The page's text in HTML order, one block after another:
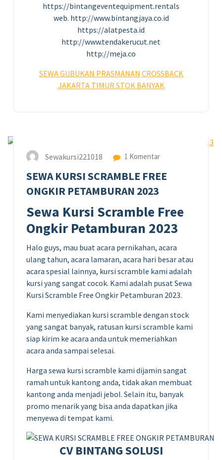
https://bintangeventequipment.rentals
web. http://www.bintangjaya.co.id
https://alatpesta.id
http://www.tendakerucut.net
http://meja.co
SEWA GUBUKAN PRASMANAN CROSSBACK
JAKARTA TIMUR STOK BANYAK
Sewakursi221018 1 Komentar
SEWA KURSI SCRAMBLE FREE
ONGKIR PETAMBURAN 2023
Sewa Kursi Scramble Free
Ongkir Petamburan 2023
Halo guys, mau buat acara pernikahan, acara
ulang tahun, acara lamaran, acara hari besar atau
acara spesial lainnya, kursi scramble kami adalah
kursi yang sangat cocok. Kami adalah pusat Sewa
Kursi Scramble Free Ongkir Petamburan 2023.
Kami menyediakan kursi scramble dengan stock
yang sangat banyak, ratusan kursi scramble kami
siap kirim ke acara anda untuk memeriahkan
acara anda sampai selesai.
Harga sewa kursi scramble kami dijamin sangat
ramah untuk kantong anda, tidak akan membuat
kantong anda menjadi jebol. Selain itu, banyak
promo menarik yang bisa anda dapatkan jika
menyewa di tempat kami.
CV BINTANG SOLUSI